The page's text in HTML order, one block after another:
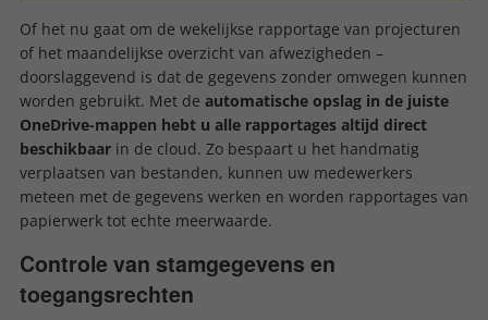
Of het nu gaat om de wekelijkse rapportage van projecturen
of het maandelijkse overzicht van afwezigheden –
doorslaggevend is dat de gegevens zonder omwegen kunnen
worden gebruikt. Met de automatische opslag in de juiste
OneDrive-mappen hebt u alle rapportages altijd direct
beschikbaarin de cloud. Zo bespaart u het handmatig
verplaatsen van bestanden, kunnen uw medewerkers
meteen met de gegevens werken en worden rapportages van
papierwerk tot echte meerwaarde.
Controle van stamgegevens en
toegangsrechten